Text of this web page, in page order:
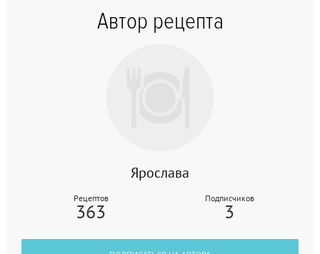
Автор рецепта
Ярослава
Рецептов
363
Подписчиков
3